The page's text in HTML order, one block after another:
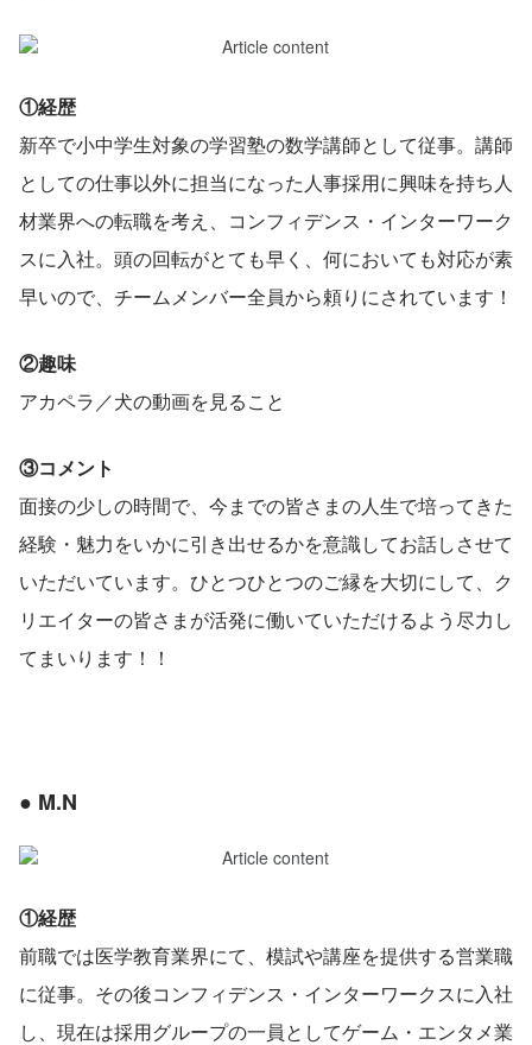
①経歴
新卒で小中学生対象の学習塾の数学講師として従事。講師
としての仕事以外に担当になった人事採用に興味を持ち人
材業界への転職を考え、コンフィデンス・インターワーク
スに入社。頭の回転がとても早く、何においても対応が素
早いので、チームメンバー全員から頼りにされています！
②趣味
アカペラ／犬の動画を見ること
③コメント
面接の少しの時間で、今までの皆さまの人生で培ってきた
経験・魅力をいかに引き出せるかを意識してお話しさせて
いただいています。ひとつひとつのご縁を大切にして、ク
リエイターの皆さまが活発に働いていただけるよう尽力し
てまいります！！
● M.N
①経歴
前職では医学教育業界にて、模試や講座を提供する営業職
に従事。その後コンフィデンス・インターワークスに入社
し、現在は採用グループの一員としてゲーム・エンタメ業